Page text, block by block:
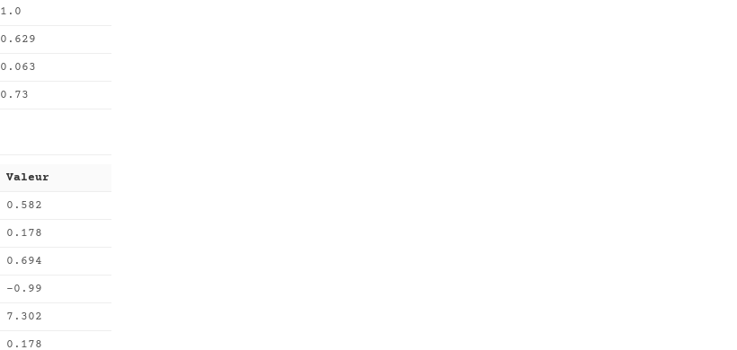
1.0
0.629
0.063
0.73
Valeur
0.582
0.178
0.694
-0.99
7.302
0.178